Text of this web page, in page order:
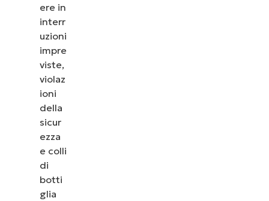
ere in
interr
uzioni
impre
viste,
violaz
ioni
della
sicur
ezza
e colli
di
botti
glia